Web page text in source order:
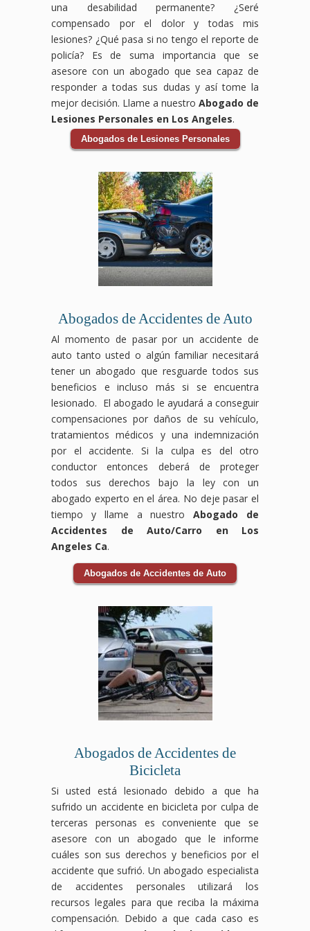
daños
por
tus
lesiones,
gastos
médicos,
pérdida
de
ingresos
y
perjuicio
hayas
sufrido.
accidentes
centros
comerciales
ocurrir
por
condiciones
inseguras,
como
resbaladizos,
falta
de
mantenimiento
o
por
parte
del
personal.
Nuestro
de
abogados
especializados
responsabilidad
locales
luchará
para
responsables
asuman
que
corresponde
por
Contáctanos
hoy
mismo
para
una
gratuita
y
perdidos,
daños
al
vehículo
y
cualquier
otra
pérdida
relacionada
con
el
Los
accidentes
de
auto
pueden
ser
traumáticos
y
tener
consecuencias
pero
tienes
que
enfrentarlos
solo.
Nuestro
equipo
de
abogados
especializados
accidentes
de
tránsito
te
guiará
del
proceso
y se
encargará
de
negociar
con
las
aseguradoras
para
obtener
el
resultado
posible
para
tu
caso.
hoy
mismo
para
una
gratuita
y
deja
laboral.
Sabemos
que
enfrentar
accidente
en
el
trabajo
puede
ser
pero
no
tienes
que
hacerlo
solo.
Nuestro
equipo
de
abogados
en
laboral
luchará
para
tus
derechos
sean
respetados
y
el
apoyo
necesario
durante
aseguradoras
pueden
reducir
negar
tus
beneficios,
pero
nosotros
nos
encargamos
de
tus
hoy
para
una
consulta
gratuita
y
deja
que
ayudemos
a
Lynwood,
Downey,
CA,
estamos
comprometidos
a
ayudarte
a
obtener
la
compensación
necesitas
para
cubrir
gastos
médicos,
pérdida
ingresos,
otros
ocasionados
por
el
accidente.
Los
accidentes
de
bicicleta
pueden
ocurrir
debido
negligencia
de
conductores
o
condiciones
en
la
vía,
consecuencias
pueden
graves.
Nuestro
equipo
abogados
especializados
accidentes
luchará
recibas
el
apoyo
financiero
que
mereces,
ayudarte
a
obtener
la
compensación
que
mereces
por
tus
lesiones,
gastos
salarios
perdidos
y
daños
a tu
vehículo.
Los
accidentes
de
auto
ser
pero
no
tienes
que
enfrentarlo
solo.
Nuestro
equipo
de
expertos
en
accidentes
de
tránsito
de
todo
proceso
legal,
desde
el
reclamo
hasta
la
negociación
con
las
asegurándonos
de
que
obtengas
el
beneficio
posible.
Contáctanos
hoy
una
consulta
gratuita
aquí
para
proteger
tus
derechos
y
ayudarte
a
obtener
el
apoyo
que
necesitas
para
cubrir
gastos
médicos,
salarios
perdidos
y
más.
accidentes
pueden
ocurrir
en
industria
y a
menudo
dejan
a
trabajadores
enfrentando
dificultades
físicas
equipo
de
expertos
derecho
laboral
luchará
para
que
obtengas
la
compensación
accidente
mereces,
asegurándonos
que
tus
derechos
como
trabajador
protegidos
en
una desabilidad permanente? ¿Seré
compensado por el dolor y todas mis
lesiones? ¿Qué pasa si no tengo el reporte de
policía? Es de suma importancia que se
asesore con un abogado que sea capaz de
responder a todas sus dudas y así tome la
mejor decisión. Llame a nuestro Abogado de
Lesiones Personales en Los Angeles.
Abogados de Lesiones Personales
Abogados de Accidentes de Auto
Al momento de pasar por un accidente de
auto tanto usted o algún familiar necesitará
tener un abogado que resguarde todos sus
beneficios e incluso más si se encuentra
lesionado. El abogado le ayudará a conseguir
compensaciones por daños de su vehículo,
tratamientos médicos y una indemnización
por el accidente. Si la culpa es del otro
conductor entonces deberá de proteger
todos sus derechos bajo la ley con un
abogado experto en el área. No deje pasar el
tiempo y llame a nuestroAbogado de
Accidentes de Auto/Carro en Los
Angeles Ca.
Abogados de Accidentes de Auto
Abogados de Accidentes de
Bicicleta
Si usted está lesionado debido a que ha
sufrido un accidente en bicicleta por culpa de
terceras personas es conveniente que se
asesore con un abogado que le informe
cuáles son sus derechos y beneficios por el
accidente que sufrió. Un abogado especialista
de accidentes personales utilizará los
recursos legales para que reciba la máxima
compensación. Debido a que cada caso es